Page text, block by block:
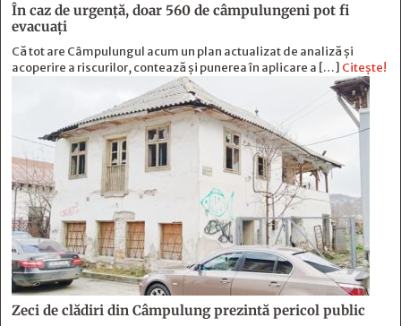
În caz de urgență, doar 560 de câmpulungeni pot fi
evacuați
Că tot are Câmpulungul acum un plan actualizat de analiză și
acoperire a riscurilor, contează și punerea în aplicare a […] Citește!
Zeci de clădiri din Câmpulung prezintă pericol public